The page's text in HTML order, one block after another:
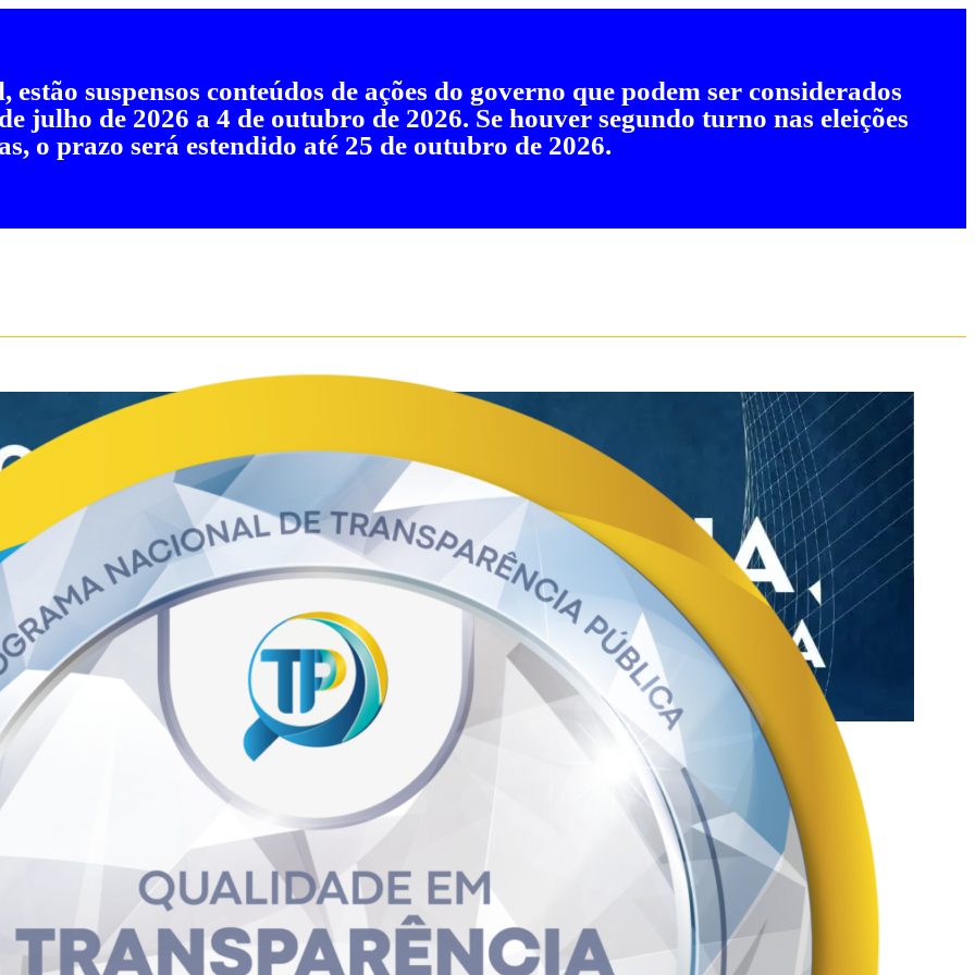
suspensos conteúdos de ações do governo que podem ser considerados
julho de 2026 a 4 de outubro de 2026. Se houver segundo turno nas eleições
o prazo será estendido até 25 de outubro de 2026.